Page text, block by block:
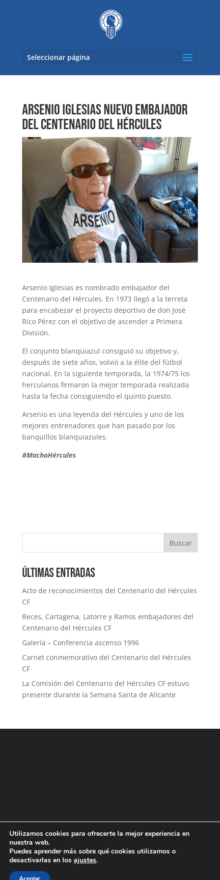
Seleccionar página
ARSENIO IGLESIAS NUEVO EMBAJADOR
DEL CENTENARIO DEL HÉRCULES
Arsenio Iglesias es nombrado embajador del
Centenario del Hércules. En 1973 llegó a la terreta
para encabezar el proyecto deportivo de don José
Rico Pérez con el objetivo de ascender a Primera
División.
El conjunto blanquiazul consiguió su objetivo y,
después de siete años, volvió a la élite del fútbol
nacional. En la siguiente temporada, la 1974/75 los
herculanos firmaron la mejor temporada realizada
hasta la fecha consiguiendo el quinto puesto.
Arsenio es una leyenda del Hércules y uno de los
mejores entrenadores que han pasado por los
banquillos blanquiazules.
#MachoHércules
Buscar
Últimas entradas
Acto de reconocimientos del Centenario del Hércules
CF
Reces, Cartagena, Latorre y Ramos embajadores del
Centenario del Hércules CF
Galería – Conferencia ascenso 1996
Carnet conmemorativo del Centenario del Hércules
CF
La Comisión del Centenario del Hércules CF estuvo
presente durante la Semana Santa de Alicante
Utilizamos cookies para ofrecerte la mejor experiencia en
nuestra web.
Puedes aprender más sobre qué cookies utilizamos o
desactivarlas en los ajustes.